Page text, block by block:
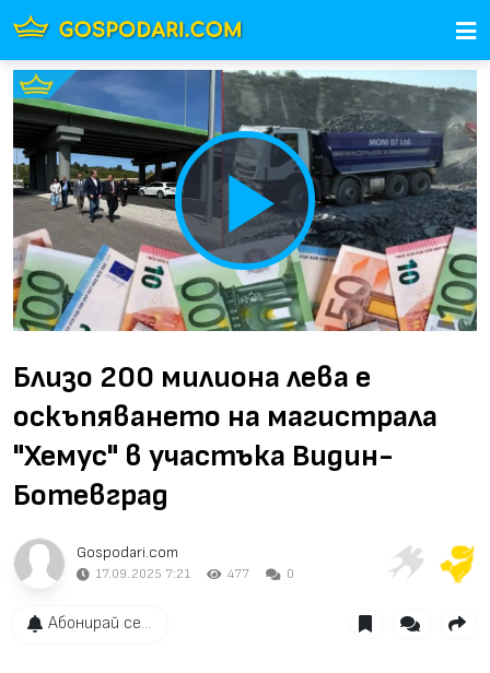
Play
Video
Близо 200 милиона лева е
оскъпяването на магистрала
"Хемус" в участъка Видин-
Ботевград
Gospodari.com
17.09.2025 7:21 477 0
Абонирай се...